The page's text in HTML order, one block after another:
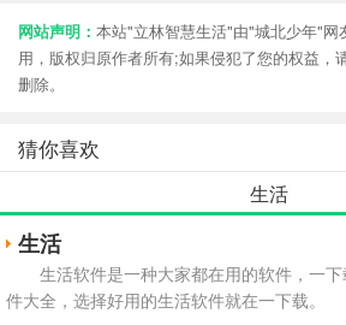
网站声明： 本站"立林智慧生活"由"城北少年"网
用，版权归原作者所有;如果侵犯了您的权益，
删除。
猜你喜欢
生活
生活
生活软件是一种大家都在用的软件，一
件大全，选择好用的生活软件就在一下载。